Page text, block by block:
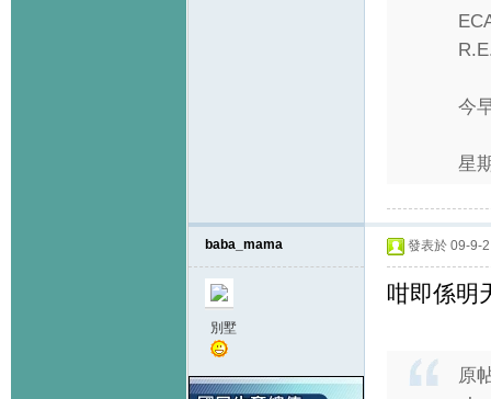
今
星
baba_mama
別墅
發表於 09-9-
咁即係明
原